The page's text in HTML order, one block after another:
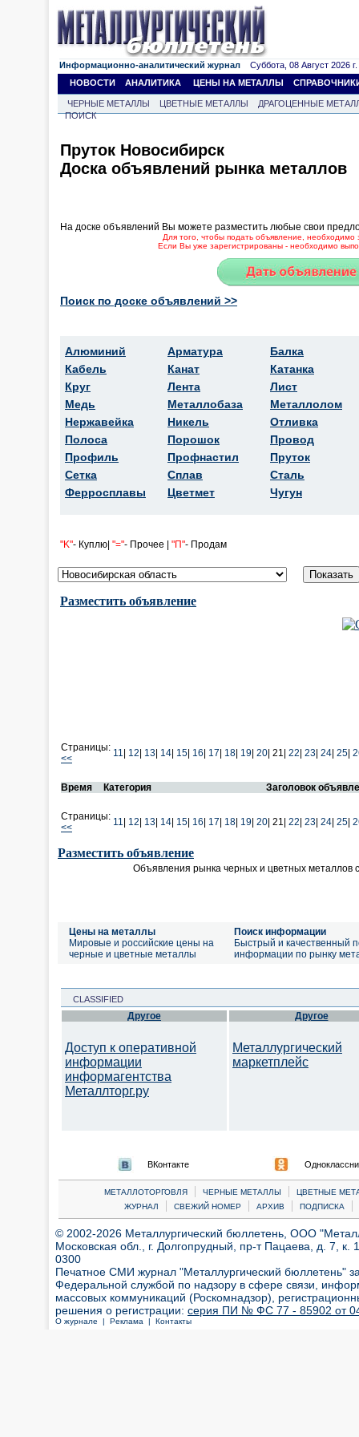
Информационно-аналитический журнал Суббота, 08 Август 2026 г.
НОВОСТИ
АНАЛИТИКА ЦЕНЫ НА МЕТАЛЛЫ
ЧЕРНЫЕ МЕТАЛЛЫ ЦВЕТНЫЕ МЕТАЛЛЫ
ДРАГОЦЕННЫЕ
ПОИСК
Пруток Новосибирск
Доска объявлений рынка металлов
На доске объявлений Вы можете разместить любые свои
Для того, чтобы подать объявление, необходимо
Если Вы уже зарегистрированы - необходимо
Поиск по доске объявлений >>
Алюминий
Кабель
Круг
Медь
Нержавейка
Полоса
Профиль
Сетка
Ферросплавы
Арматура
Канат
Лента
Металлобаза
Никель
Порошок
Профнастил
Сплав
Цветмет
Балка
Катанка
Лист
Металлолом
Отливка
Провод
Пруток
Сталь
Чугун
"K"- Куплю| "="- Прочее | "П"- Продам
Разместить объявление
Страницы:
<<
11 12 13 14 15 16 17 18 19 20 21| 22 23 24 25
Время Категория Заголовок
Страницы:
<<
11 12 13 14 15 16 17 18 19 20 21| 22 23 24 25
Разместить объявление
Объявления рынка черных и цветных металлов
Цены на металлы
Мировые и российские цены на
черные и цветные металлы
Поиск информации
Быстрый и качественный
информации по рынку
CLASSIFIED
Другое
Доступ к оперативной
информации
информагентства
Металлторг.ру
Другое
Металлургический
маркетплейс
ВКонтакте
МЕТАЛЛОТОРГОВЛЯ | ЧЕРНЫЕ МЕТАЛЛЫ |
ЦВЕТНЫЕ
ЖУРНАЛ
| СВЕЖИЙ НОМЕР | АРХИВ | ПОДПИСКА |
© 2002-2026 Металлургический бюллетень, ООО
Московская обл., г. Долгопрудный, пр-т Пацаева, д. 7,
0300
Печатное СМИ журнал "Металлургический бюллетень"
Федеральной службой по надзору в сфере связи,
массовых коммуникаций (Роскомнадзор),
решения о регистрации: серия ПИ № ФС 77 - 85902 от 04
О журнале | Реклама | Контакты